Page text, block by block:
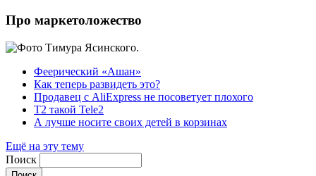
Про маркетоложество
Феерический «Ашан»
Как теперь развидеть это?
Продавец с AliExpress не посоветует плохого
T2 такой Tele2
А лучше носите своих детей в корзинах
Ещё на эту тему
Поиск